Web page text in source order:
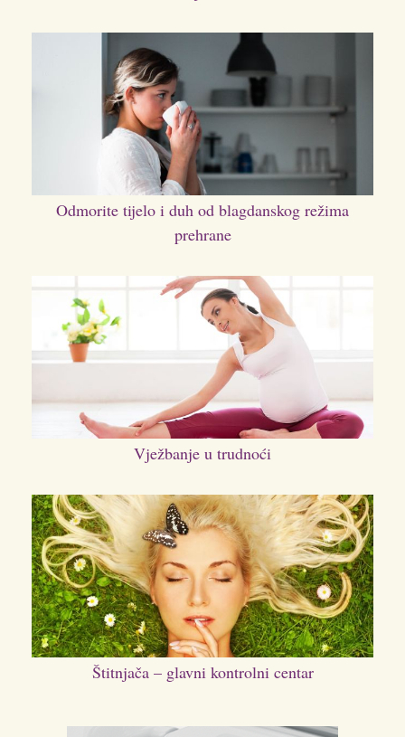
Odmorite tijelo i duh od blagdanskog režima
prehrane
Vježbanje u trudnoći
Štitnjača – glavni kontrolni centar